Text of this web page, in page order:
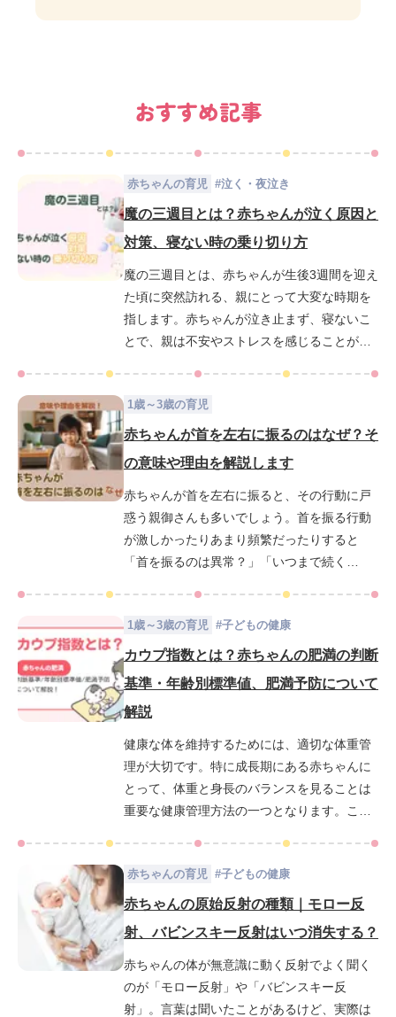
おすすめ記事
赤ちゃんの育児 #泣く・夜泣き
魔の三週目とは？赤ちゃんが泣く原因と
対策、寝ない時の乗り切り方
魔の三週目とは、赤ちゃんが生後3週間を迎え
た頃に突然訪れる、親にとって大変な時期を
指します。赤ちゃんが泣き止まず、寝ないこ
とで、親は不安やストレスを感じることが多
のか悩む親御さんも多いはずです。この記事
では、魔の三週目の原因や、赤ちゃんが泣き
切る方法についてご紹介します。この記事を
読むことで、魔の三週目を乗り越えるための
ヒントを得ることができ、さらに安心して育
児に取り組めるようになるでしょう。ぜひ最
後までお読みいただき、赤ちゃんとの大切な
1歳～3歳の育児
赤ちゃんが首を左右に振るのはなぜ？そ
の意味や理由を解説します
赤ちゃんが首を左右に振ると、その行動に戸
惑う親御さんも多いでしょう。首を振る行動
が激しかったりあまり頻繁だったりすると
「首を振るのは異常？」「いつまで続く
由や注意すべきポイント、対応方法について
詳しく解説します。赤ちゃんの首振り行動の
1歳～3歳の育児 #子どもの健康
カウプ指数とは？赤ちゃんの肥満の判断
基準・年齢別標準値、肥満予防について
解説
健康な体を維持するためには、適切な体重管
理が大切です。特に成長期にある赤ちゃんに
とって、体重と身長のバランスを見ることは
重要な健康管理方法の一つとなります。この
しく解説します。カウプ指数を理解すること
で、赤ちゃんの健康管理に役立てていきまし
赤ちゃんの育児 #子どもの健康
赤ちゃんの原始反射の種類｜モロー反
射、バビンスキー反射はいつ消失する？
赤ちゃんの体が無意識に動く反射でよく聞く
のが「モロー反射」や「バビンスキー反
射」。言葉は聞いたことがあるけど、実際は